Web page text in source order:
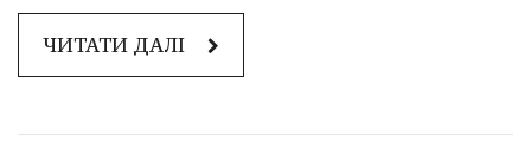
ЧИТАТИ ДАЛІ